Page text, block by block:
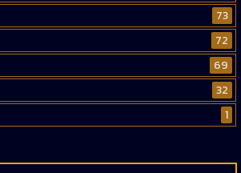
73
72
69
32
1